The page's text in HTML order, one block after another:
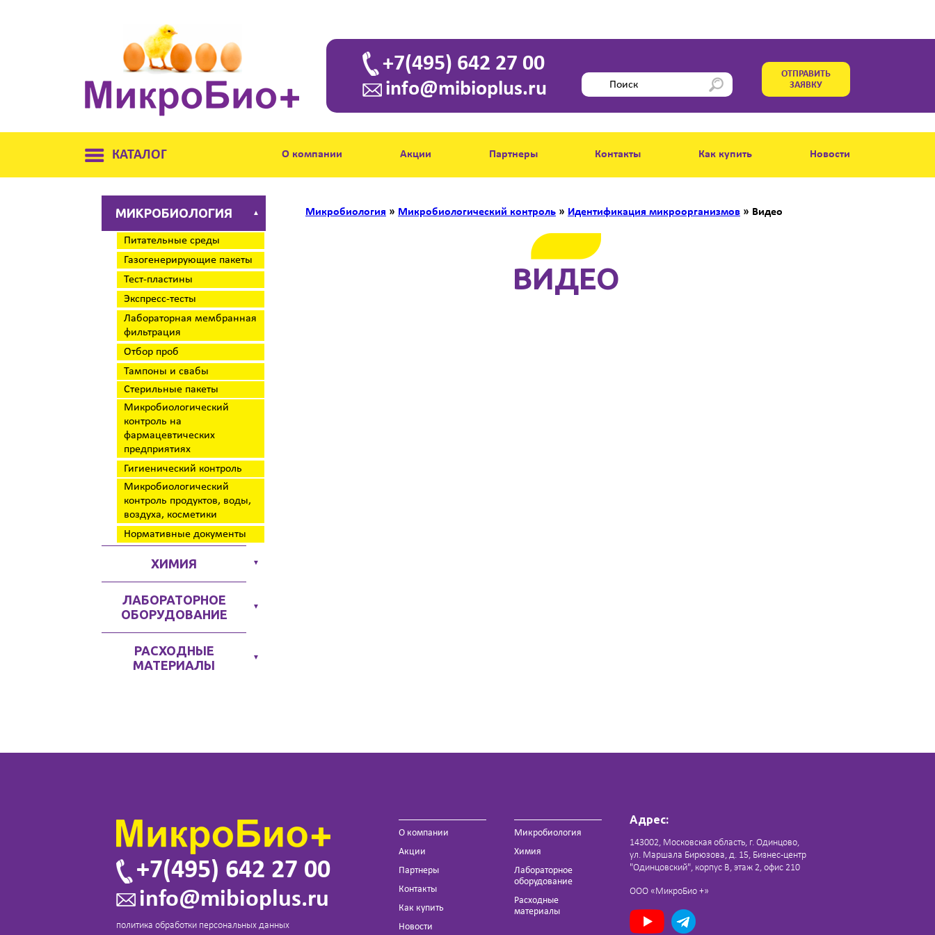
+7(495) 642 27 00
info@mibioplus.ru
ОТПРАВИТЬ
ЗАЯВКУ
КАТАЛОГ О компании Акции Партнеры Контакты Как купить Новости
МИКРОБИОЛОГИЯ ▲
Питательные среды
Газогенерирующие пакеты
Тест-пластины
Экспресс-тесты
Лабораторная мембранная
фильтрация
Отбор проб
Тампоны и свабы
Стерильные пакеты
Микробиологический
контроль на
фармацевтических
предприятиях
Гигиенический контроль
Микробиологический
контроль продуктов, воды,
воздуха, косметики
Нормативные документы
ХИМИЯ ▼
ЛАБОРАТОРНОЕ
ОБОРУДОВАНИЕ
▼
РАСХОДНЫЕ
МАТЕРИАЛЫ
▼
Микробиология » Микробиологический контроль » Идентификация микроорганизмов » Видео
ВИДЕО
+7(495) 642 27 00
info@mibioplus.ru
политика обработки персональных данных
О компании
Акции
Партнеры
Контакты
Как купить
Новости
Микробиология
Химия
Лабораторное
оборудование
Расходные
материалы
Адрес:
143002, Московская область, г. Одинцово,
ул. Маршала Бирюзова, д. 15, Бизнес-центр
"Одинцовский", корпус В, этаж 2, офис 210
ООО «МикроБио +»